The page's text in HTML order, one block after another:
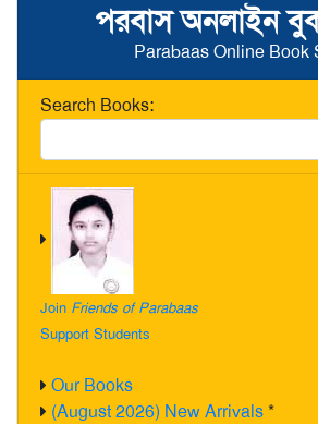
পরবাস অনলাইন
Parabaas Online Book
Search Books:
Join Friends of Parabaas
Support Students
Our Books
(August 2026) New Arrivals*